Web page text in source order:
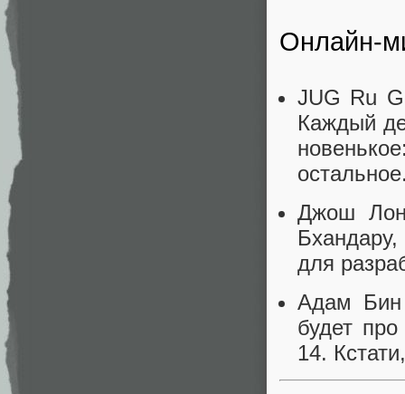
Онлайн-
JUG Ru
Каждый
Джош
для
Адам
будет
14.